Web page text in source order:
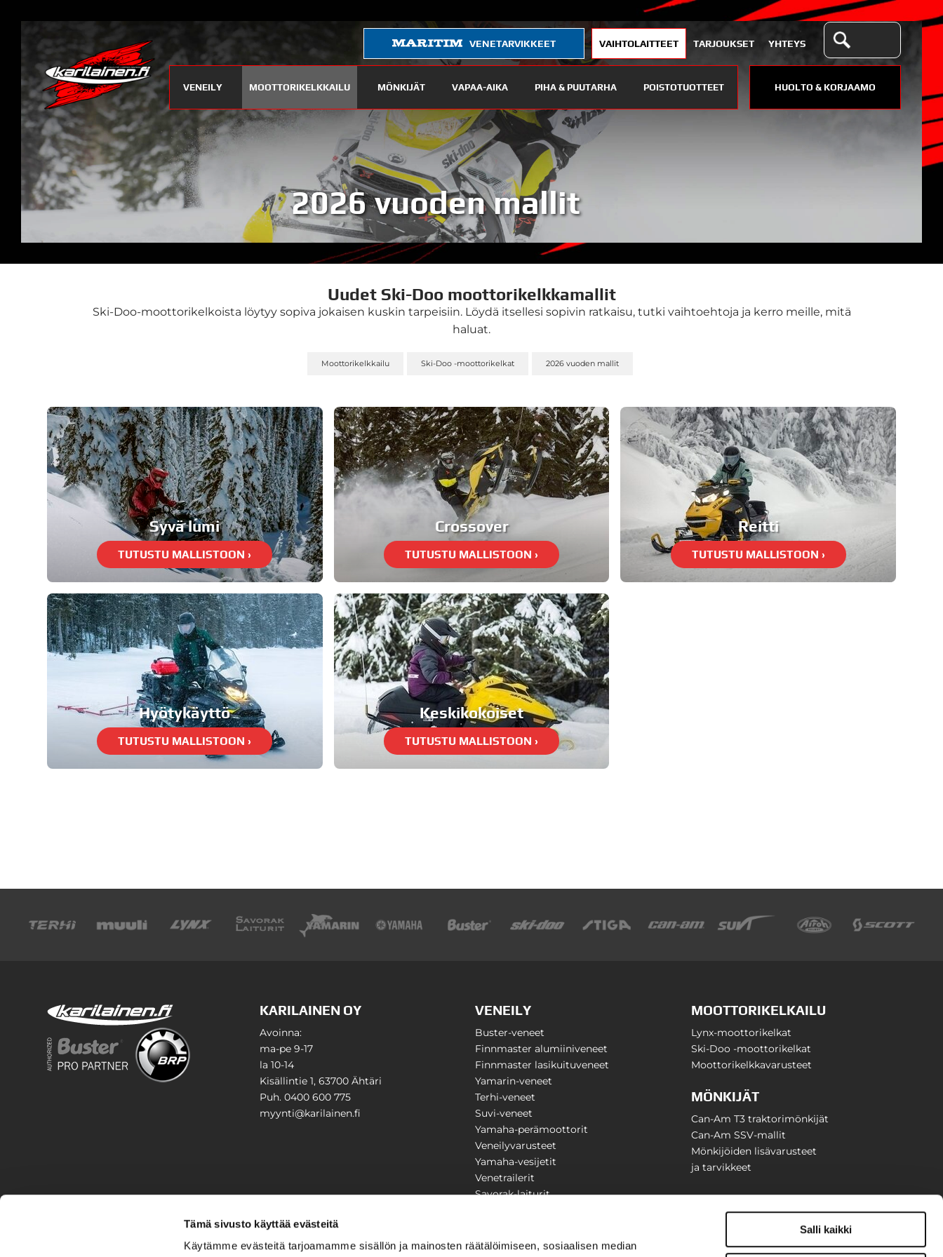
Tämä sivusto käyttää evästeitä
Käytämme evästeitä tarjoamamme sisällön ja mainosten räätälöimiseen, sosiaalisen median
Salli kaikki
VENETARVIKKEET VAIHTOLAITTEET TARJOUKSET YHTEYS
VENEILY MOOTTORIKELKKAILU MÖNKIJÄT VAPAA-AIKA PIHA & PUUTARHA POISTOTUOTTEET HUOLTO & KORJAAMO
2026 vuoden mallit
Uudet Ski-Doo moottorikelkkamallit
Ski-Doo-moottorikelkoista löytyy sopiva jokaisen kuskin tarpeisiin. Löydä itsellesi sopivin ratkaisu, tutki vaihtoehtoja ja kerro meille, mitä
haluat.
Moottorikelkkailu Ski-Doo -moottorikelkat 2026 vuoden mallit
Syvä lumi Crossover Reitti
Hyötykäyttö Keskikokoiset
KARILAINEN OY
Avoinna:
ma-pe 9-17
la 10-14
Kisällintie 1, 63700 Ähtäri
Puh. 0400 600 775
myynti@karilainen.fi
VENEILY
Buster-veneet
Finnmaster alumiiniveneet
Finnmaster lasikuituveneet
Yamarin-veneet
Terhi-veneet
Suvi-veneet
Yamaha-perämoottorit
Veneilyvarusteet
Yamaha-vesijetit
Venetrailerit
Savorak-laiturit
MOOTTORIKELKAILU
Lynx-moottorikelkat
Ski-Doo -moottorikelkat
Moottorikelkkavarusteet
MÖNKIJÄT
Can-Am T3 traktorimönkijät
Can-Am SSV-mallit
Mönkijöiden lisävarusteet
ja tarvikkeet
PIHA & PUUTARHA
Stiga
Yritysesittely